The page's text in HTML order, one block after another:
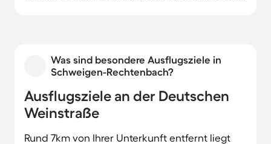
Was sind besondere Ausflugsziele in
Schweigen-Rechtenbach?
Ausflugsziele an der Deutschen
Weinstraße
Rund 7km von Ihrer Unterkunft entfernt liegt